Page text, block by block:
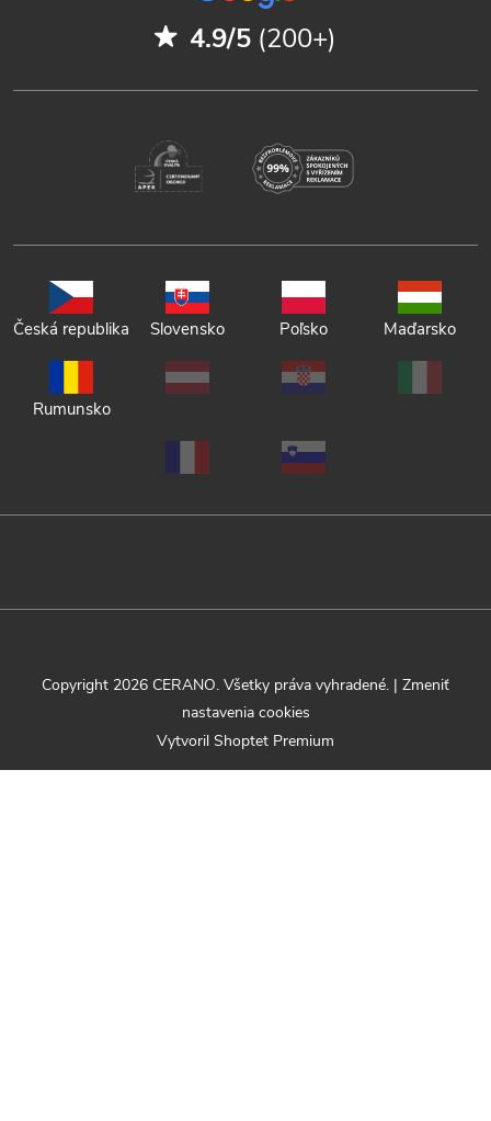
4.9/5 (200+)
Česká republika Slovensko Poľsko Maďarsko
Rumunsko
Vytvoril Shoptet Premium
Copyright 2026 CERANO. Všetky práva vyhradené. | Zmeniť
nastavenia cookies